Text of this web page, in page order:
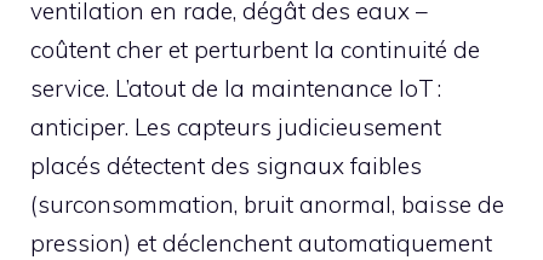
ventilation en rade, dégât des eaux –
coûtent cher et perturbent la continuité de
service. L’atout de la maintenance IoT :
anticiper. Les capteurs judicieusement
placés détectent des signaux faibles
(surconsommation, bruit anormal, baisse de
pression) et déclenchent automatiquement